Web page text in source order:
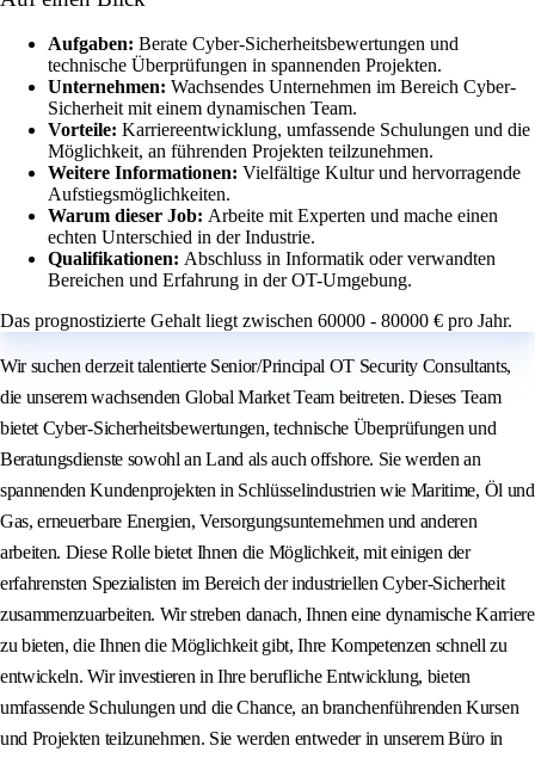
Aufgaben: Berate Cyber-Sicherheitsbewertungen und
technische Überprüfungen in spannenden Projekten.
Unternehmen: Wachsendes Unternehmen im Bereich Cyber-
Sicherheit mit einem dynamischen Team.
Vorteile: Karriereentwicklung, umfassende Schulungen und die
Möglichkeit, an führenden Projekten teilzunehmen.
Weitere Informationen: Vielfältige Kultur und hervorragende
Aufstiegsmöglichkeiten.
Warum dieser Job: Arbeite mit Experten und mache einen
echten Unterschied in der Industrie.
Qualifikationen: Abschluss in Informatik oder verwandten
Bereichen und Erfahrung in der OT-Umgebung.
Das prognostizierte Gehalt liegt zwischen 60000 - 80000 € pro Jahr.
Wir suchen derzeit talentierte Senior/Principal OT Security Consultants,
die unserem wachsenden Global Market Team beitreten. Dieses Team
bietet Cyber-Sicherheitsbewertungen, technische Überprüfungen und
Beratungsdienste sowohl an Land als auch offshore. Sie werden an
spannenden Kundenprojekten in Schlüsselindustrien wie Maritime, Öl und
Gas, erneuerbare Energien, Versorgungsunternehmen und anderen
arbeiten. Diese Rolle bietet Ihnen die Möglichkeit, mit einigen der
erfahrensten Spezialisten im Bereich der industriellen Cyber-Sicherheit
zusammenzuarbeiten. Wir streben danach, Ihnen eine dynamische Karriere
zu bieten, die Ihnen die Möglichkeit gibt, Ihre Kompetenzen schnell zu
entwickeln. Wir investieren in Ihre berufliche Entwicklung, bieten
umfassende Schulungen und die Chance, an branchenführenden Kursen
und Projekten teilzunehmen. Sie werden entweder in unserem Büro in